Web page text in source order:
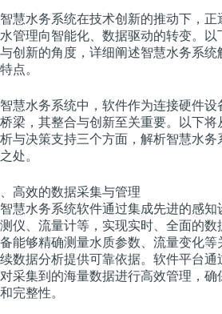
智慧水务系统在技术创新的推动下，正
水管理向智能化、数据驱动的转变。以
与创新的角度，详细阐述智慧水务系统
特点。
智慧水务系统中，软件作为连接硬件设
桥梁，其整合与创新至关重要。以下将
析与决策支持三个方面，解析智慧水务
之处。
、高效的数据采集与管理
智慧水务系统软件通过集成先进的感知
测仪、流量计等，实现实时、全面的数
备能够精确测量水质参数、流量变化等
续数据分析提供可靠依据。软件平台通
对采集到的海量数据进行高效管理，确
和完整性。